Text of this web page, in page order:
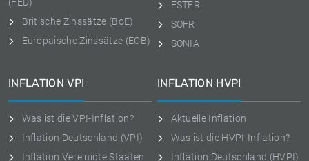
Britische Zinssätze (BoE)
Europäische Zinssätze (ECB)
ESTER
SOFR
SONIA
INFLATION VPI
Was ist die VPI-Inflation?
Inflation Deutschland (VPI)
Inflation Vereinigte Staaten
INFLATION HVPI
Aktuelle Inflation
Was ist die HVPI-Inflation?
Inflation Deutschland (HVPI)